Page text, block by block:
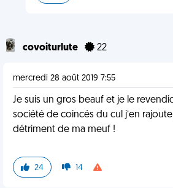
covoiturlute 22
mercredi 28 août 2019 7:55
Je suis un gros beauf et je le
société de coincés du cul j’en rajoute
détriment de ma meuf !
24 14